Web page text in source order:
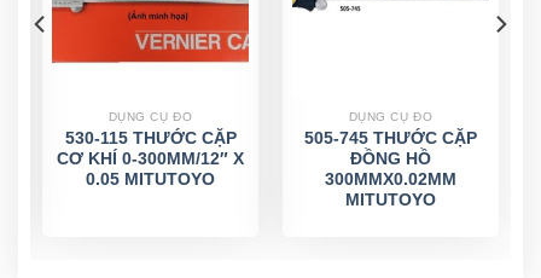
DỤNG CỤ ĐO
530-115 THƯỚC CẶP
CƠ KHÍ 0-300MM/12″ X
0.05 MITUTOYO
DỤNG CỤ ĐO
505-745 THƯỚC CẶP
ĐỒNG HỒ
300MMX0.02MM
MITUTOYO